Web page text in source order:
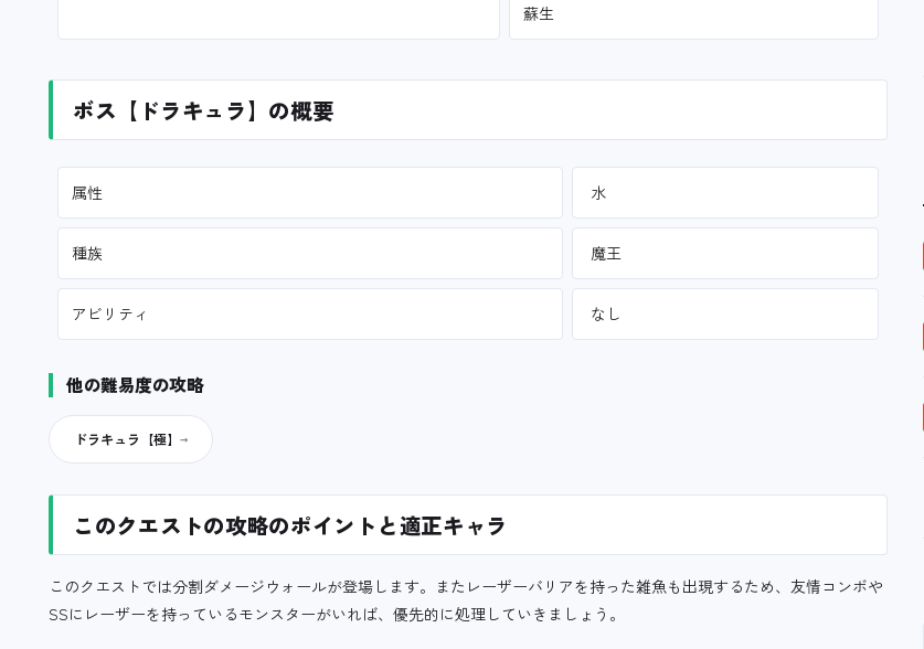
蘇生
ボス【ドラキュラ】の概要
属性 水
種族 魔王
アビリティ なし
他の難易度の攻略
ドラキュラ【極】
このクエストの攻略のポイントと適正キャラ
このクエストでは分割ダメージウォールが登場します。またレーザーバリアを持った雑魚も出現するため、友情コンボや
SSにレーザーを持っているモンスターがいれば、優先的に処理していきましょう。